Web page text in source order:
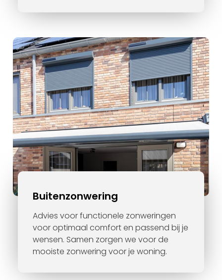
Buitenzonwering
Advies voor functionele zonweringen
voor optimaal comfort en passend bij je
wensen. Samen zorgen we voor de
mooiste zonwering voor je woning.